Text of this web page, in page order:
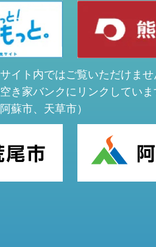
イト内ではご覧いただけませ
き家バンクにリンクしていま
蘇市、天草市）